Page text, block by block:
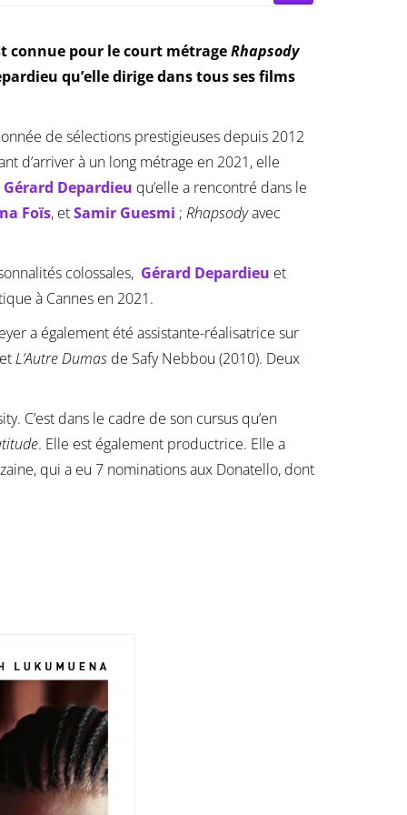
connue pour le court métrageRhapsody
qu’elle dirige dans tous ses films
de sélections prestigieuses depuis 2012
d’arriver à un long métrage en 2021, elle
Gérard Depardieu qu’elle a rencontré dans le
Foïs, etSamir Guesmi ; Rhapsodyavec
colossales, Gérard Depardieu et
à Cannes en 2021.
a également été assistante-réalisatrice sur
L’Autre Dumas de Safy Nebbou (2010). Deux
C’est dans le cadre de son cursus qu’en
. Elle est également productrice. Elle a
qui a eu 7 nominations aux Donatello, dont